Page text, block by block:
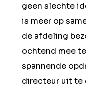
geen slechte
is meer op
de afdeling
ochtend mee
spannende
directeur uit te